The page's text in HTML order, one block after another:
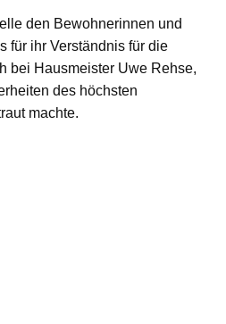
den Bewohnerinnen und
für ihr Verständnis für die
bei Hausmeister Uwe Rehse,
des höchsten
machte.